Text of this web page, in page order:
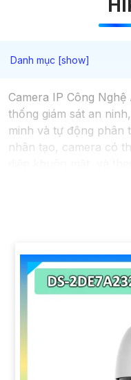
Camera IP Công
thống giám sát an
minh và tự động phân
nhân tạo, camera có
xác cao. Hệ thống
quá trình theo dõi mà
an ninh, đáp ứng yêu
mang lại sự tiện lợi tối
an toàn trong mọi tình